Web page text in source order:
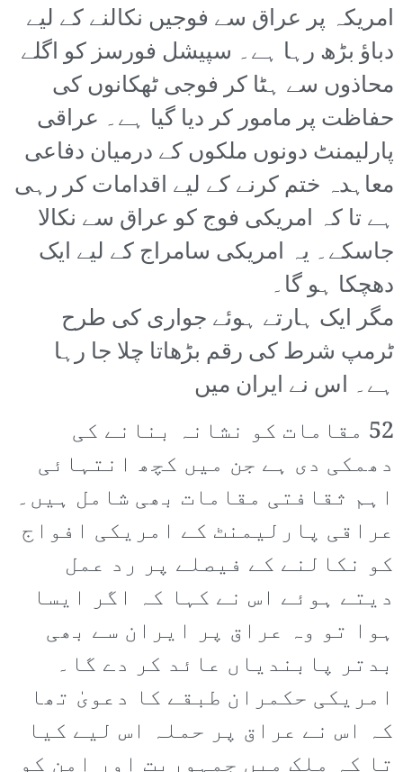
امریکہ پر عراق سے فوجیں نکالنے کے لیے
دباؤ بڑھ رہا ہے۔ سپیشل فورسز کو اگلے
محاذوں سے ہٹا کر فوجی ٹھکانوں کی
حفاظت پر مامور کر دیا گیا ہے۔ عراقی
پارلیمنٹ دونوں ملکوں کے درمیان دفاعی
معاہدہ ختم کرنے کے لیے اقدامات کر رہی
ہے تا کہ امریکی فوج کو عراق سے نکالا
جاسکے۔ یہ امریکی سامراج کے لیے ایک
دھچکا ہو گا۔
مگر ایک ہارتے ہوئے جواری کی طرح
ٹرمپ شرط کی رقم بڑھاتا چلا جا رہا
ہے۔ اس نے ایران میں
52 مقامات کو نشانہ بنانے کی
دھمکی دی ہے جن میں کچھ انتہائی
اہم ثقافتی مقامات بھی شامل ہیں۔
عراقی پارلیمنٹ کے امریکی افواج
کو نکالنے کے فیصلے پر رد عمل
دیتے ہوئے اس نے کہا کہ اگر ایسا
ہوا تو وہ عراق پر ایران سے بھی
بدتر پابندیاں عائد کر دے گا۔
امریکی حکمران طبقے کا دعویٰ تھا
کہ اس نے عراق پر حملہ اس لیے کیا